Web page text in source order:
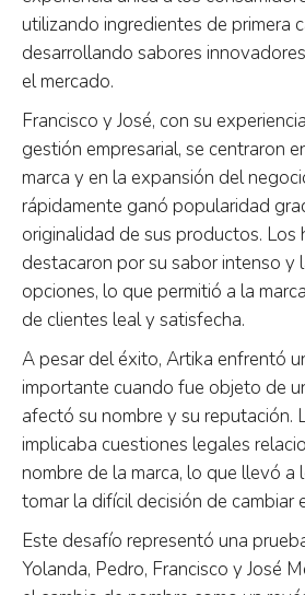
utilizando ingredientes de primera
desarrollando sabores
el mercado.
Francisco y José, con su
gestión empresarial, se centraron
marca y en la expansión del
rápidamente ganó popularidad
originalidad de sus productos. Los
destacaron por su sabor intenso y
opciones, lo que permitió a la
de clientes leal y satisfecha.
A pesar del éxito, Artika enfrentó
importante cuando fue objeto de
afectó su nombre y su reputación.
implicaba cuestiones legales
nombre de la marca, lo que llevó a
tomar la difícil decisión de cambiar
Este desafío representó una
Yolanda, Pedro, Francisco y José